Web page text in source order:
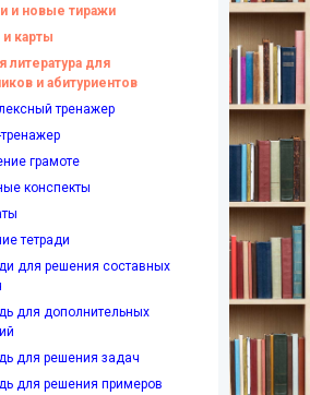
и новые тиражи
карты
литература для
и абитуриентов
тренажер
грамоте
конспекты
тетради
для решения составных
для дополнительных
для решения задач
для решения примеров